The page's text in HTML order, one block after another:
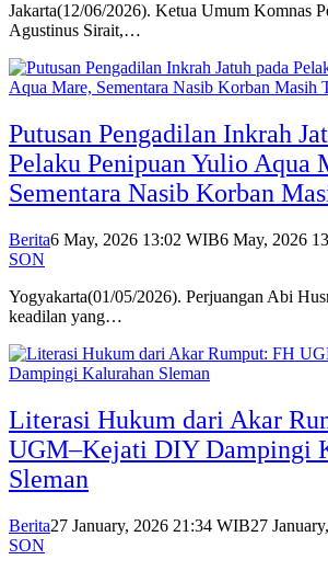
Jakarta(12/06/2026). Ketua Umum Komnas
Agustinus Sirait,…
Putusan Pengadilan Inkrah
Pelaku Penipuan Yulio Aqua
Sementara Nasib Korban
Berita6 May, 2026 13:02 WIB6 May, 2026
SON
Yogyakarta(01/05/2026). Perjuangan Abi
keadilan yang…
Literasi Hukum dari Akar
UGM–Kejati DIY Dampingi
Sleman
Berita27 January, 2026 21:34 WIB27
SON